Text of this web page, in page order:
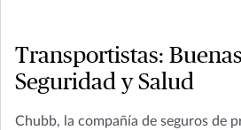
Transportistas:
Seguridad y Salud
Chubb, la compañía de seguros de